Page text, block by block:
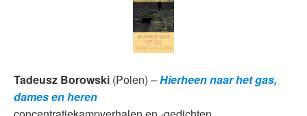
Tadeusz Borowski (Polen) –Hierheen naar het gas,
dames en heren